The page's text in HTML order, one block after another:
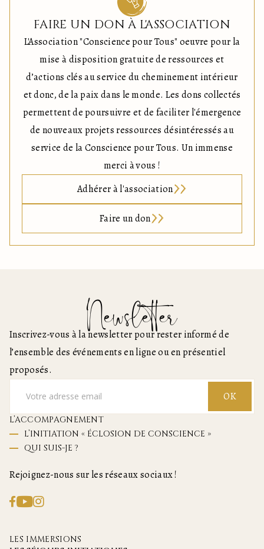
FAIRE UN DON À L'ASSOCIATION
L'Association "Conscience pour Tous" oeuvre pour la
mise à disposition gratuite de ressources et
d’actions clés au service du cheminement intérieur
et donc, de la paix dans le monde. Les dons collectés
permettent de poursuivre et de faciliter l'émergence
de nouveaux projets ressources désintéressés au
service de la Conscience pour Tous. Un immense
merci à vous !
Adhérer à l'association
Faire un don
Newsletter
Inscrivez-vous à la newsletter pour rester informé de
l’ensemble des événements en ligne ou en présentiel
proposés.
OK
L’ACCOMPAGNEMENT
L’INITIATION « ÉCLOSION DE CONSCIENCE »
QUI SUIS-JE ?
Rejoignez-nous sur les réseaux sociaux !
LES IMMERSIONS